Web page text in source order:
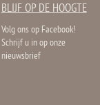
BLIJF OP DE HOOGTE
Volg ons op Facebook!
Schrijf u in op onze
nieuwsbrief